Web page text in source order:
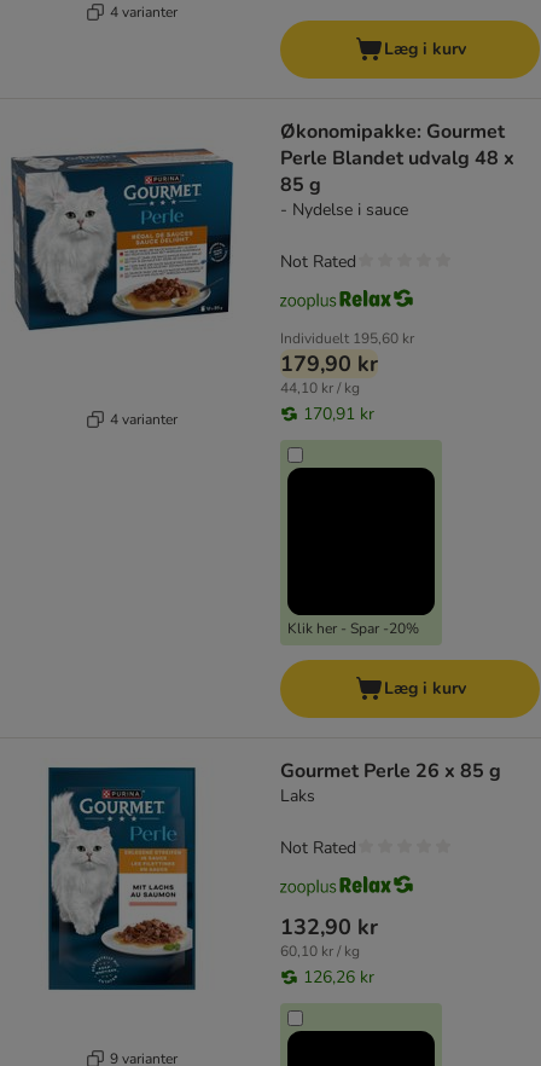
4 varianter
Læg i kurv
4 varianter
Økonomipakke: Gourmet
Perle Blandet udvalg 48 x
85 g
- Nydelse i sauce
Individuelt 195,60 kr
179,90 kr
44,10 kr / kg
170,91 kr
Klik her - Spar -20%
Not Rated
Læg i kurv
9 varianter
Gourmet Perle 26 x 85 g
Laks
132,90 kr
60,10 kr / kg
126,26 kr
Not Rated